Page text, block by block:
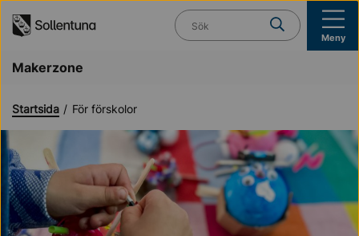
Vad söker du?
Meny
Makerzone
Startsida För förskolor